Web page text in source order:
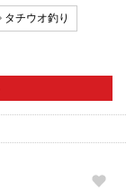
タチウオ釣り